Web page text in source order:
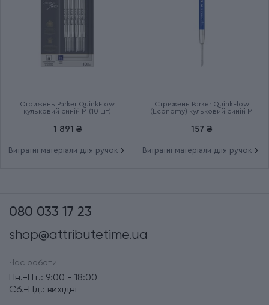
Стрижень Parker QuinkFlow
кульковий синій M (10 шт)
1 891 ₴
Витратні матеріали для ручок
Стрижень Parker QuinkFlow
(Economy) кульковий синій M
157 ₴
Витратні матеріали для ручок
080 033 17 23
shop@attributetime.ua
Час роботи:
Пн.-Пт.: 9:00 - 18:00
Сб.-Нд.: вихідні